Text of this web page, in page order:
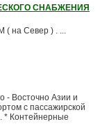
СНАБЖЕНИЯ
на Север ) . ...
- Восточно Азии и
с пассажирской
* Контейнерные